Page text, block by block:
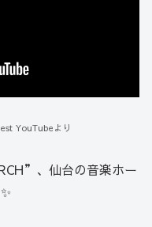
YouTubeより
、仙台の音楽ホー